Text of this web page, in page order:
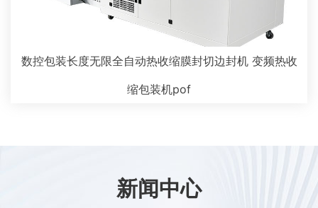
数控包装长度无限全自动热收缩膜封切边封机 变频热收
缩包装机pof
新闻中心